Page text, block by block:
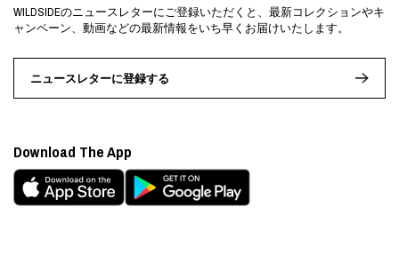
WILDSIDEのニュースレターにご登録いただくと、最新コレクションやキ
ャンペーン、動画などの最新情報をいち早くお届けいたします。
ニュースレターに登録する
Download The App